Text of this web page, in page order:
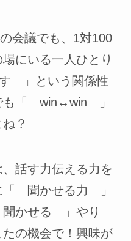
会議でも、1対100
にいる一人ひとり
」という関係性
も「 win↔win 」
？
話す力伝える力を
「 聞かせる力 」
かせる 」やり
の機会で！興味が